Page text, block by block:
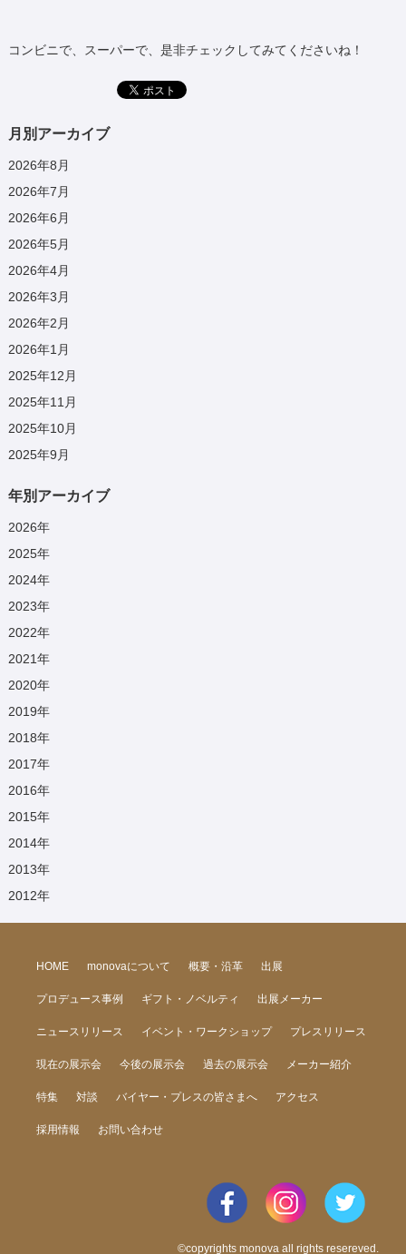
コンビニで、スーパーで、是非チェックしてみてくださいね！
月別アーカイブ
2026年8月
2026年7月
2026年6月
2026年5月
2026年4月
2026年3月
2026年2月
2026年1月
2025年12月
2025年11月
2025年10月
2025年9月
年別アーカイブ
2026年
2025年
2024年
2023年
2022年
2021年
2020年
2019年
2018年
2017年
2016年
2015年
2014年
2013年
2012年
HOME monovaについて 概要・沿革 出展
プロデュース事例 ギフト・ノベルティ 出展メーカー
ニュースリリース イベント・ワークショップ プレスリリース
現在の展示会 今後の展示会 過去の展示会 メーカー紹介
特集 対談 バイヤー・プレスの皆さまへ アクセス
採用情報 お問い合わせ
©copyrights monova all rights resereved.